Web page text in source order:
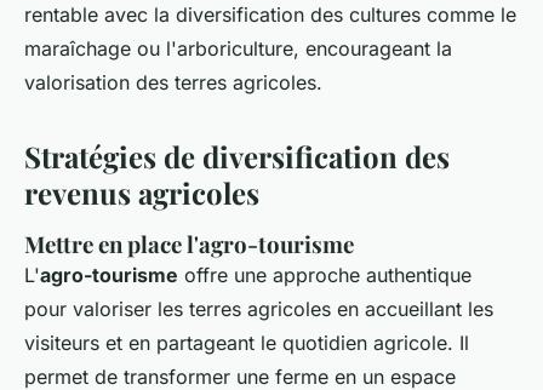
rentable avec la diversification des cultures comme le
maraîchage ou l'arboriculture, encourageant la
valorisation des terres agricoles.
Stratégies de diversification des
revenus agricoles
Mettre en place l'agro-tourisme
L'agro-tourisme offre une approche authentique
pour valoriser les terres agricoles en accueillant les
visiteurs et en partageant le quotidien agricole. Il
permet de transformer une ferme en un espace